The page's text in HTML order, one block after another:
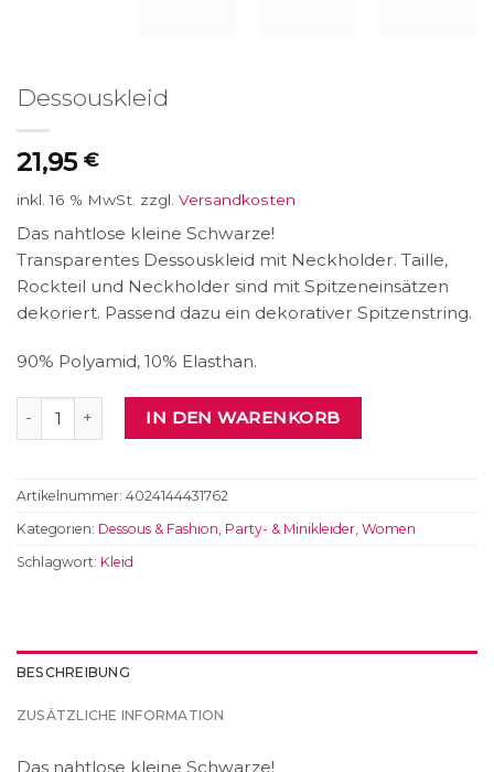
Dessouskleid
21,95 €
inkl. 16 % MwSt. zzgl. Versandkosten
Das nahtlose kleine Schwarze!
Transparentes Dessouskleid mit Neckholder. Taille,
Rockteil und Neckholder sind mit Spitzeneinsätzen
dekoriert. Passend dazu ein dekorativer Spitzenstring.
90% Polyamid, 10% Elasthan.
Dessouskleid MengeIN DEN WARENKORB
Artikelnummer: 4024144431762
Kategorien: Dessous & Fashion Party- & Minikleider Women
Schlagwort: Kleid
BESCHREIBUNG
ZUSÄTZLICHE INFORMATION
Das nahtlose kleine Schwarze!